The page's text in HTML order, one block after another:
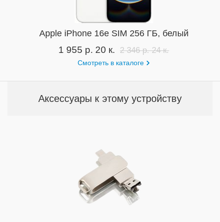
Apple iPhone 16e SIM 256 ГБ, белый
1 955 р. 20 к. 2 346 р. 24 к.
Смотреть в каталоге
Аксессуары к этому устройству